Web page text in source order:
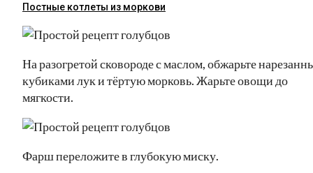
Постные котлеты из моркови
На разогретой сковороде с маслом, обжарьте
кубиками лук и тёртую морковь. Жарьте овощи до
мягкости.
Фарш переложите в глубокую миску.